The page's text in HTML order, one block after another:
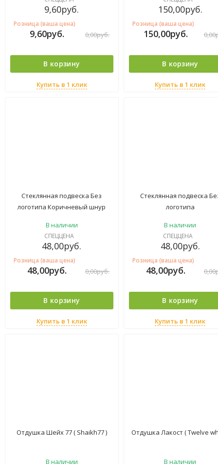
9,60руб.
Розница (ваша цена)
9,60руб. 0,00руб.
В корзину
Купить в 1 клик
150,00руб.
Розница (ваша цена)
150,00руб. 0,00
В корзину
Купить в 1 клик
Стеклянная подвеска Без
логотипа Коричневый шнур
В наличии
СПЕЦЦЕНА
48,00руб.
Розница (ваша цена)
48,00руб. 0,00руб.
В корзину
Купить в 1 клик
Стеклянная подвеска
логотипа
В наличии
СПЕЦЦЕНА
48,00руб.
Розница (ваша цена)
48,00руб. 0,00
В корзину
Купить в 1 клик
Отдушка Шейх 77 ( Shaikh77 )
В наличии
Отдушка Лакост ( Twelve
В наличии